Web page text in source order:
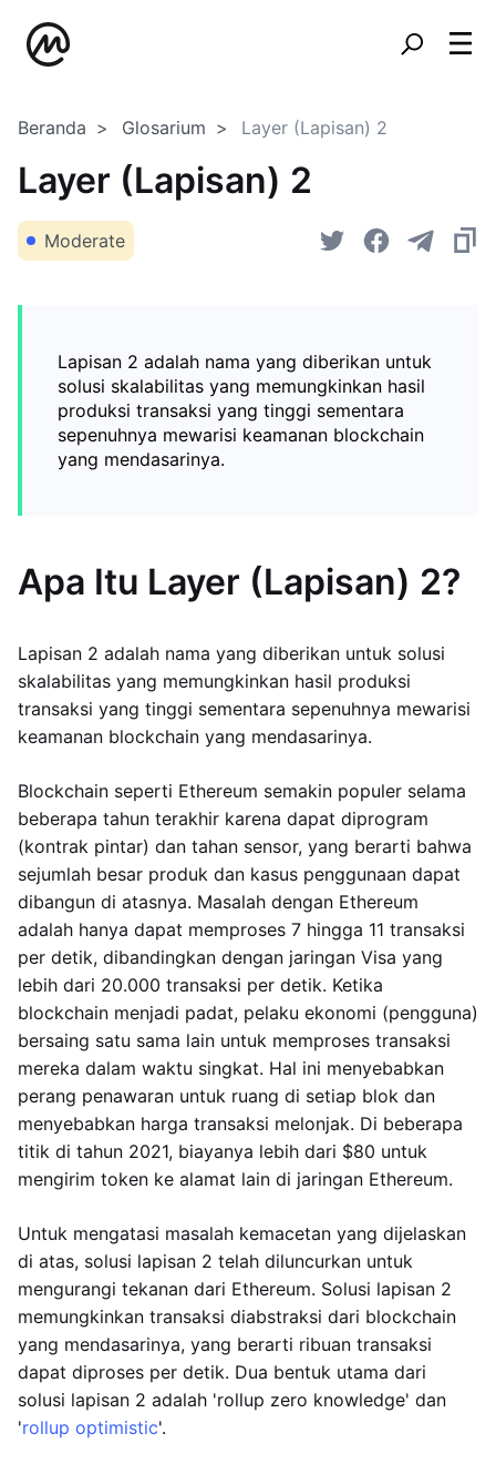
Beranda Glosarium Layer (Lapisan) 2
Layer (Lapisan) 2
Moderate
Lapisan 2 adalah nama yang diberikan untuk
solusi skalabilitas yang memungkinkan hasil
produksi transaksi yang tinggi sementara
sepenuhnya mewarisi keamanan blockchain
yang mendasarinya.
Apa Itu Layer (Lapisan) 2?
Lapisan 2 adalah nama yang diberikan untuk solusi
skalabilitas yang memungkinkan hasil produksi
transaksi yang tinggi sementara sepenuhnya mewarisi
keamanan blockchain yang mendasarinya.
Blockchain seperti Ethereum semakin populer selama
beberapa tahun terakhir karena dapat diprogram
(kontrak pintar) dan tahan sensor, yang berarti bahwa
sejumlah besar produk dan kasus penggunaan dapat
dibangun di atasnya. Masalah dengan Ethereum
adalah hanya dapat memproses 7 hingga 11 transaksi
per detik, dibandingkan dengan jaringan Visa yang
lebih dari 20.000 transaksi per detik. Ketika
blockchain menjadi padat, pelaku ekonomi (pengguna)
bersaing satu sama lain untuk memproses transaksi
mereka dalam waktu singkat. Hal ini menyebabkan
perang penawaran untuk ruang di setiap blok dan
menyebabkan harga transaksi melonjak. Di beberapa
titik di tahun 2021, biayanya lebih dari $80 untuk
mengirim token ke alamat lain di jaringan Ethereum.
Untuk mengatasi masalah kemacetan yang dijelaskan
di atas, solusi lapisan 2 telah diluncurkan untuk
mengurangi tekanan dari Ethereum. Solusi lapisan 2
memungkinkan transaksi diabstraksi dari blockchain
yang mendasarinya, yang berarti ribuan transaksi
dapat diproses per detik. Dua bentuk utama dari
solusi lapisan 2 adalah 'rollup zero knowledge' dan
'rollup optimistic'.